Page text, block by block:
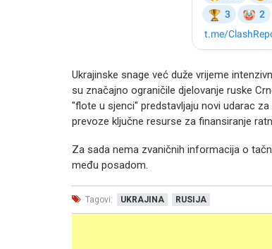
Ukrajinske snage već duže vrijeme
su značajno ograničile djelovanje ruske
"flote u sjenci" predstavljaju novi udarac
prevoze ključne resurse za finansiranje
Za sada nema zvaničnih informacija o
među posadom.
Tagovi: UKRAJINA RUSIJA